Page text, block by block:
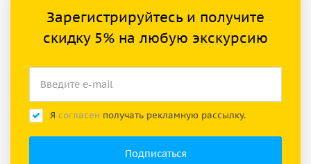
Зарегистрируйтесь и получите
скидку 5% на любую экскурсию
Я согласен получать рекламную рассылку.